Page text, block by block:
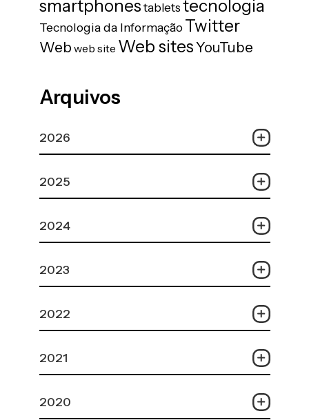
smartphones tablets tecnologia
Tecnologia da Informação Twitter
Web web site Web sitesYouTube
Arquivos
2026
2025
2024
2023
2022
2021
2020